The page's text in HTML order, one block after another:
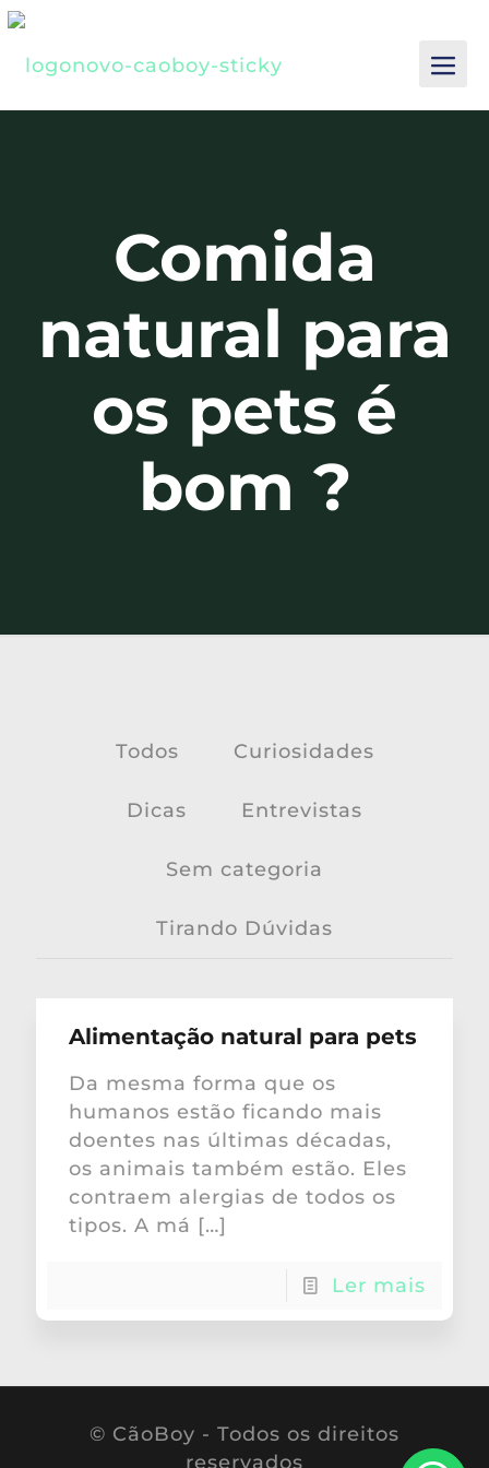
Comida
natural para
os pets é
bom ?
Todos Curiosidades
Dicas Entrevistas
Sem categoria
Tirando Dúvidas
Alimentação natural para pets
Da mesma forma que os
humanos estão ficando mais
doentes nas últimas décadas,
os animais também estão. Eles
contraem alergias de todos os
tipos. A má […]
Ler mais
© CãoBoy - Todos os direitos
reservados